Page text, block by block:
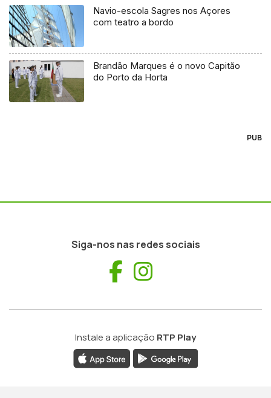
Navio-escola Sagres nos Açores
com teatro a bordo
Brandão Marques é o novo Capitão
do Porto da Horta
PUB
Siga-nos nas redes sociais
Facebook
Instale a aplicação RTP Play